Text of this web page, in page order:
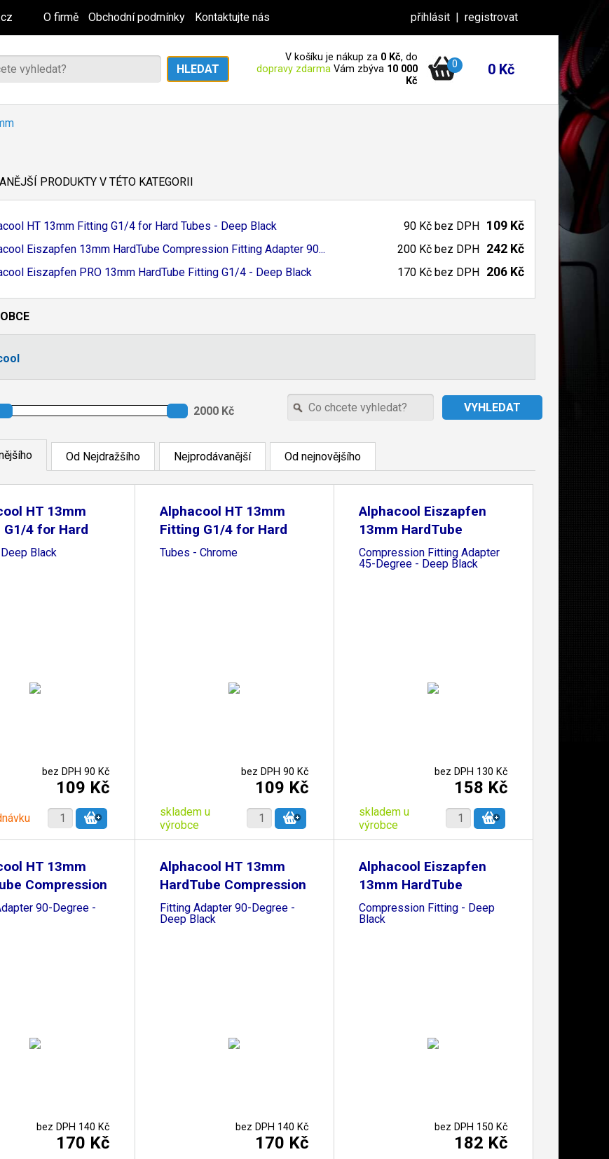
O firmě Obchodní podmínky Kontaktujte nás přihlásit | registrovat
V košíku je nákup za 0 Kč, do
dopravy zdarma Vám zbýva 10 000
Kč
0 0 Kč
PRODUKTY V TÉTO KATEGORII
HT 13mm Fitting G1/4 for Hard Tubes - Deep Black 90 Kč bez DPH 109 Kč
Eiszapfen 13mm HardTube Compression Fitting Adapter 90... 200 Kč bez DPH 242 Kč
Eiszapfen PRO 13mm HardTube Fitting G1/4 - Deep Black 170 Kč bez DPH 206 Kč
Od Nejdražšího Nejprodávanější Od nejnovějšího
HT 13mm
4 for Hard
Black
bez DPH 90 Kč
109 Kč
Alphacool HT 13mm
Fitting G1/4 for Hard
Tubes - Chrome
bez DPH 90 Kč
109 Kč
skladem u
výrobce
Alphacool Eiszapfen
13mm HardTube
Compression Fitting Adapter
45-Degree - Deep Black
bez DPH 130 Kč
158 Kč
skladem u
výrobce
HT 13mm
Compression
90-Degree -
bez DPH 140 Kč
170 Kč
Alphacool HT 13mm
HardTube Compression
Fitting Adapter 90-Degree -
Deep Black
bez DPH 140 Kč
170 Kč
Alphacool Eiszapfen
13mm HardTube
Compression Fitting - Deep
Black
bez DPH 150 Kč
182 Kč